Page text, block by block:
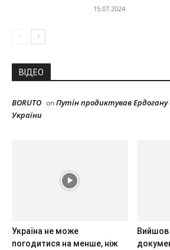
15.07.2024
ВІДЕО
BORUTO onПутін продиктував
України
Україна не може
погодитися на менше, ніж
Вийшов